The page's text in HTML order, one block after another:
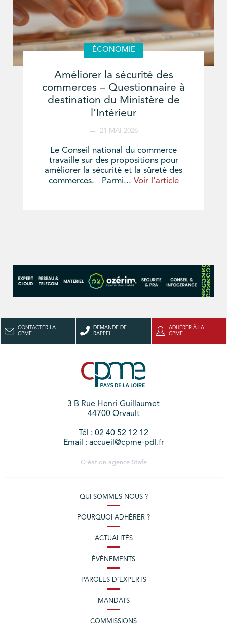
ÉCONOMIE
Améliorer la sécurité des
commerces – Questionnaire à
destination du Ministère de
l’Intérieur
21 MAI 2026
Le Conseil national du commerce
travaille sur des propositions pour
améliorer la sécurité et la sûreté des
commerces. Parmi... Voir l'article
CONTACTER LA
CPME
DEMANDE DE
RAPPEL
ADHÉRER À LA
CPME
3 B Rue Henri Guillaumet
44700 Orvault
Tél : 02 40 52 12 12
Email : accueil@cpme-pdl.fr
Création agence Stafe
QUI SOMMES-NOUS ?
POURQUOI ADHÉRER ?
ACTUALITÉS
ÉVÈNEMENTS
PAROLES D’EXPERTS
MANDATS